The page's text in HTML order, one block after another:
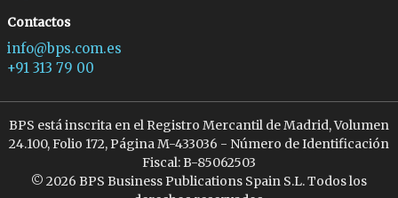
Contactos
info@bps.com.es
+91 313 79 00
BPS está inscrita en el Registro Mercantil de Madrid, Volumen
24.100, Folio 172, Página M-433036 - Número de Identificación
Fiscal: B-85062503
© 2026 BPS Business Publications Spain S.L. Todos los